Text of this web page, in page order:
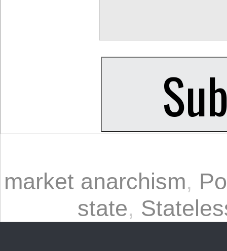
market anarchism,
state,